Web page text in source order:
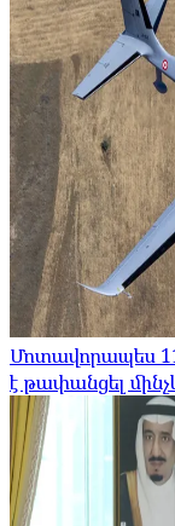
Մոտավորապես
է թափանցել